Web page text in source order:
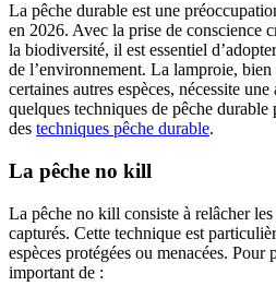
La pêche durable est une
en 2026. Avec la prise de conscience
la biodiversité, il est essentiel
de l’environnement. La lamproie, bien
certaines autres espèces, nécessite
quelques techniques de pêche
des techniques pêche durable.
La pêche no kill
La pêche no kill consiste à relâcher
capturés. Cette technique est
espèces protégées ou menacées.
important de :